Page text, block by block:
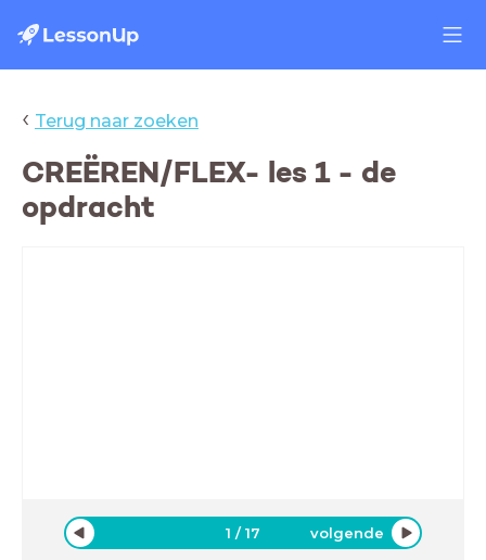
‹ Terug naar zoeken
CREËREN/FLEX- les 1 - de
opdracht
1 /17 volgende